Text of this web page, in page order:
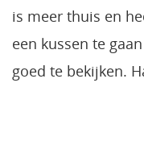
is meer thuis en
een kussen te
goed te bekijken.